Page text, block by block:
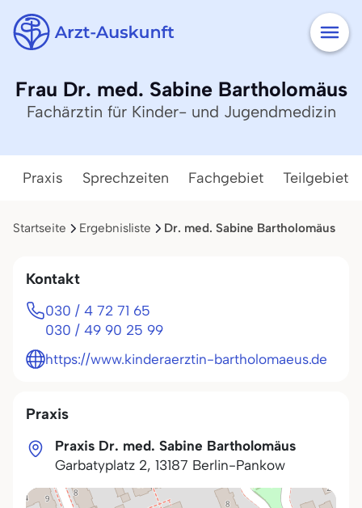
Frau Dr. med. Sabine Bartholomäus
Fachärztin für Kinder- und Jugendmedizin
Praxis Sprechzeiten Fachgebiet Teilgebiete
Startseite Ergebnisliste Dr. med. Sabine Bartholomäus
Praxis
Praxis Dr. med. Sabine Bartholomäus
Garbatyplatz 2, 13187 Berlin-Pankow
Kontakt
030 / 4 72 71 65
030 / 49 90 25 99
https://www.kinderaerztin-bartholomaeus.de